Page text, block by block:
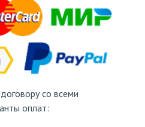
со всеми
оплат: